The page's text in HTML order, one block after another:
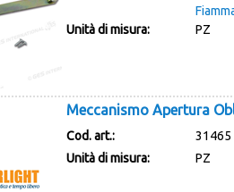
Unità di misura:
PZ
Meccanismo Apertura
Cod. art.:
31465
Unità di misura:
PZ